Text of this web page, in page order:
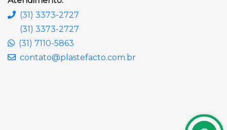
(31) 3373-2727
(31) 3373-2727
(31) 7110-5863
contato@plastefacto.com.br